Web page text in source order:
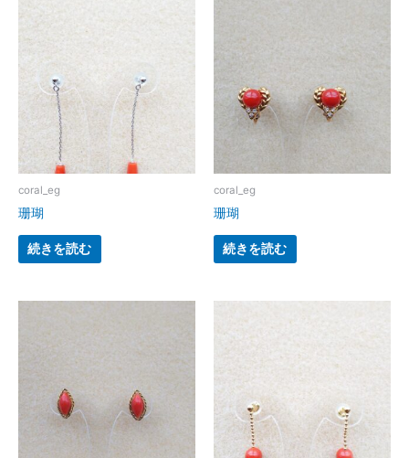
coral_eg
珊瑚
続きを読む
coral_eg
珊瑚
続きを読む